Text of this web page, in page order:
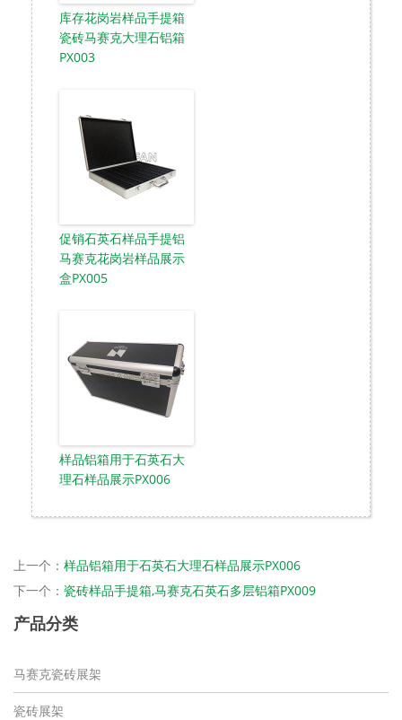
库存花岗岩样品手提箱
瓷砖马赛克大理石铝箱
PX003
促销石英石样品手提铝
马赛克花岗岩样品展示
盒PX005
样品铝箱用于石英石大
理石样品展示PX006
上一个： 样品铝箱用于石英石大理石样品展示PX006
下一个： 瓷砖样品手提箱,马赛克石英石多层铝箱PX009
产品分类
马赛克瓷砖展架
瓷砖展架